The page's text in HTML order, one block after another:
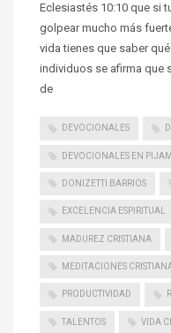
Eclesiastés 10:10 que si
golpear mucho más
vida tienes que saber
individuos se afirma que
de
DEVOCIONALES
DEVOCIONALES EN
DONIZETTI BARRIOS
EXCELENCIA ESPIRITUAL
MADUREZ CRISTIANA
MEDITACIONES
PRODUCTIVIDAD
TALENTOS VIDA